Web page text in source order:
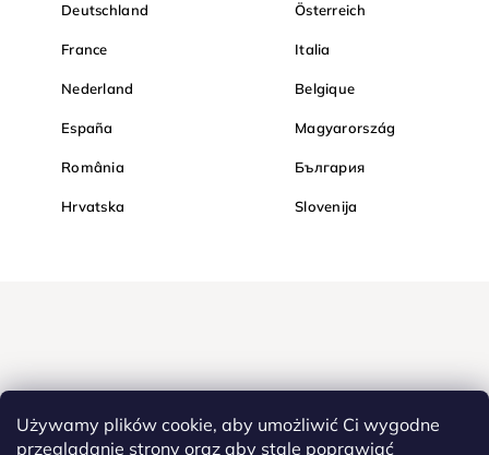
Używamy plików cookie, aby umożliwić Ci wygodne
przeglądanie strony oraz aby stale poprawiać
Deutschland Österreich
France Italia
Nederland Belgique
España Magyarország
România България
Hrvatska Slovenija